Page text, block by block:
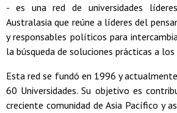
- es una red de universidades
Australasia que reúne a líderes del
y responsables políticos para
la búsqueda de soluciones prácticas a
Esta red se fundó en 1996 y
60 Universidades. Su objetivo es
creciente comunidad de Asia Pacífico y